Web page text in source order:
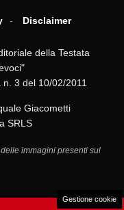
Disclaimer
della Testata
3 del 10/02/2011
Giacometti
SRLS
immagini presenti sul
Gestione cookie